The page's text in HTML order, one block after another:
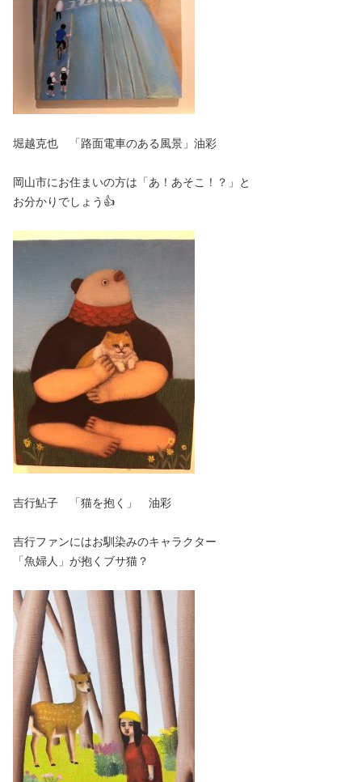
堀越克也 「路面電車のある風景」油彩
岡山市にお住まいの方は「あ！あそこ！？」と
お分かりでしょう👍
吉行鮎子 「猫を抱く」 油彩
吉行ファンにはお馴染みのキャラクター
「魚婦人」が抱くブサ猫？